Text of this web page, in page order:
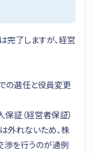
了しますが、経営
の選任と役員変更
証（経営者保証）
外れないため、株
渉を行うのが通例